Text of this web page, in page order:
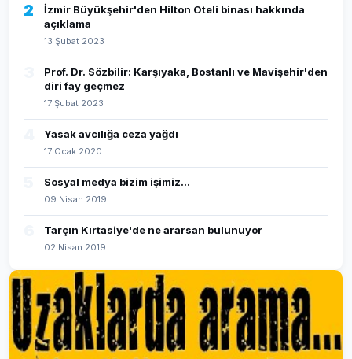
2
İzmir Büyükşehir'den Hilton Oteli binası hakkında
açıklama
13 Şubat 2023
Prof. Dr. Sözbilir: Karşıyaka, Bostanlı ve Mavişehir'den
diri fay geçmez
17 Şubat 2023
Yasak avcılığa ceza yağdı
17 Ocak 2020
Sosyal medya bizim işimiz...
09 Nisan 2019
Tarçın Kırtasiye'de ne ararsan bulunuyor
02 Nisan 2019